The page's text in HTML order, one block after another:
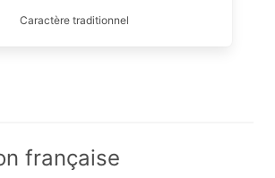
Caractère traditionnel
française